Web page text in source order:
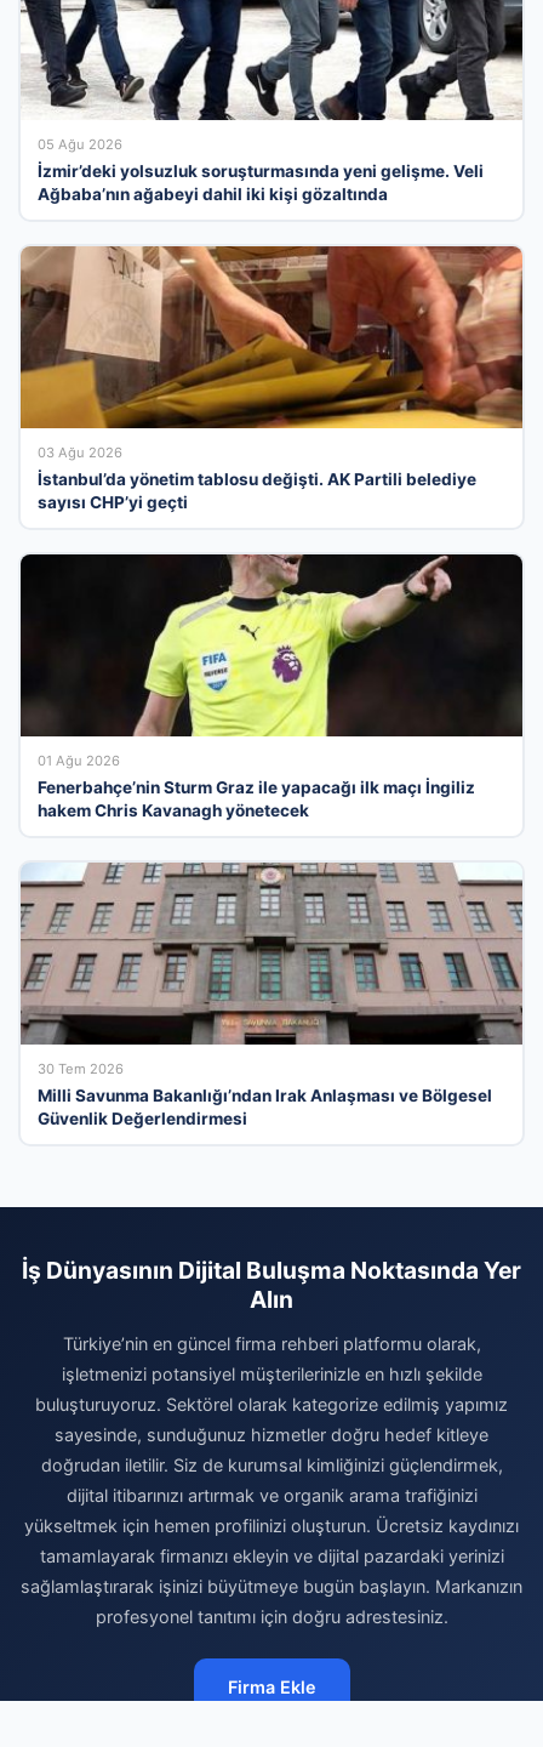
05 Ağu 2026
İzmir’deki yolsuzluk soruşturmasında yeni gelişme. Veli
Ağbaba’nın ağabeyi dahil iki kişi gözaltında
03 Ağu 2026
İstanbul’da yönetim tablosu değişti. AK Partili belediye
sayısı CHP’yi geçti
01 Ağu 2026
Fenerbahçe’nin Sturm Graz ile yapacağı ilk maçı İngiliz
hakem Chris Kavanagh yönetecek
30 Tem 2026
Milli Savunma Bakanlığı’ndan Irak Anlaşması ve Bölgesel
Güvenlik Değerlendirmesi
İş Dünyasının Dijital Buluşma Noktasında Yer
Alın
Türkiye’nin en güncel firma rehberi platformu olarak,
işletmenizi potansiyel müşterilerinizle en hızlı şekilde
buluşturuyoruz. Sektörel olarak kategorize edilmiş yapımız
sayesinde, sunduğunuz hizmetler doğru hedef kitleye
doğrudan iletilir. Siz de kurumsal kimliğinizi güçlendirmek,
dijital itibarınızı artırmak ve organik arama trafiğinizi
yükseltmek için hemen profilinizi oluşturun. Ücretsiz kaydınızı
tamamlayarak firmanızı ekleyin ve dijital pazardaki yerinizi
sağlamlaştırarak işinizi büyütmeye bugün başlayın. Markanızın
profesyonel tanıtımı için doğru adrestesiniz.
Firma Ekle